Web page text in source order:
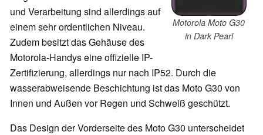
Motorola Moto G30
in Dark Pearl
und Verarbeitung sind allerdings auf
einem sehr ordentlichen Niveau.
Zudem besitzt das Gehäuse des
Motorola-Handys eine offizielle IP-
Zertifizierung, allerdings nur nach IP52. Durch die
wasserabweisende Beschichtung ist das Moto G30 von
Innen und Außen vor Regen und Schweiß geschützt.
Das Design der Vorderseitedes Moto G30 unterscheidet